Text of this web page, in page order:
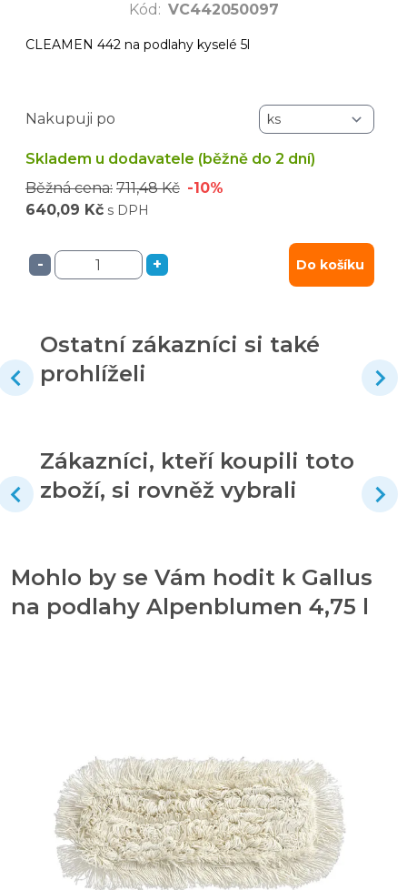
Kód : VC442050097
CLEAMEN 442 na podlahy kyselé 5l
Nakupuji po
Skladem u dodavatele (běžně do 2 dní)
Běžná cena: 711,48 Kč -10%
640,09 Kč s DPH
- + Do košíku
Ostatní zákazníci si také
prohlíželi
Zákazníci, kteří koupili toto
zboží, si rovněž vybrali
Mohlo by se Vám hodit k Gallus
na podlahy Alpenblumen 4,75 l